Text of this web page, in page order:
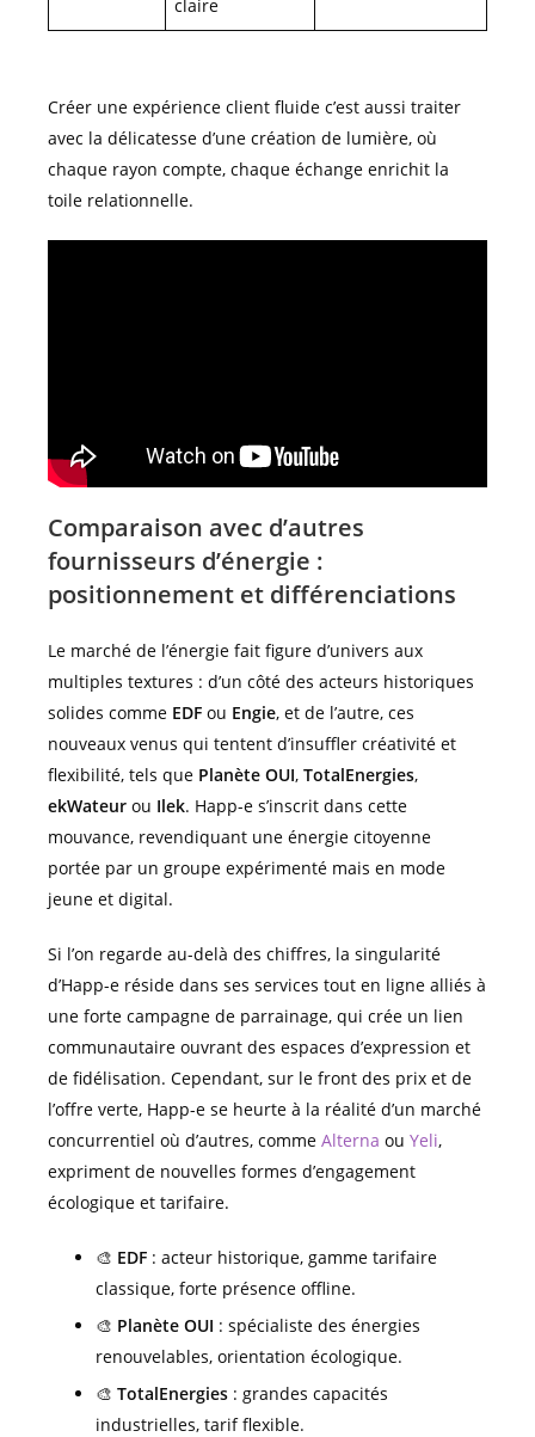
claire
Créer une expérience client fluide c’est aussi traiter
avec la délicatesse d’une création de lumière, où
chaque rayon compte, chaque échange enrichit la
toile relationnelle.
Comparaison avec d’autres
fournisseurs d’énergie :
positionnement et différenciations
Le marché de l’énergie fait figure d’univers aux
multiples textures : d’un côté des acteurs historiques
solides comme EDF ou Engie, et de l’autre, ces
nouveaux venus qui tentent d’insuffler créativité et
flexibilité, tels que Planète OUI, TotalEnergies,
ekWateur ou Ilek. Happ-e s’inscrit dans cette
mouvance, revendiquant une énergie citoyenne
portée par un groupe expérimenté mais en mode
jeune et digital.
Si l’on regarde au-delà des chiffres, la singularité
d’Happ-e réside dans ses services tout en ligne alliés à
une forte campagne de parrainage, qui crée un lien
communautaire ouvrant des espaces d’expression et
de fidélisation. Cependant, sur le front des prix et de
l’offre verte, Happ-e se heurte à la réalité d’un marché
concurrentiel où d’autres, comme Alterna ou Yeli,
expriment de nouvelles formes d’engagement
écologique et tarifaire.
🎨 EDF : acteur historique, gamme tarifaire
classique, forte présence offline.
🎨 Planète OUI : spécialiste des énergies
renouvelables, orientation écologique.
🎨 TotalEnergies : grandes capacités
industrielles, tarif flexible.